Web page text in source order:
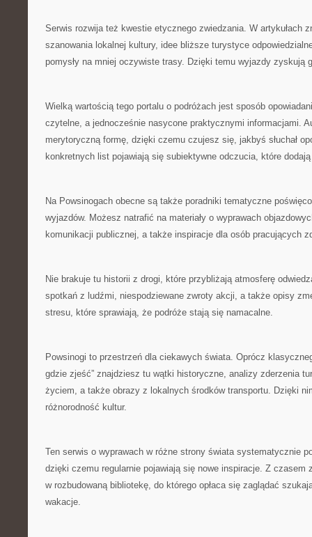
Serwis rozwija też kwestie etycznego zwiedzania. W artykułach
szanowania lokalnej kultury, idee bliższe turystyce
pomysły na mniej oczywiste trasy. Dzięki temu wyjazdy zyskują
Wielką wartością tego portalu o podróżach jest sposób
czytelne, a jednocześnie nasycone praktycznymi informacjami.
merytoryczną formę, dzięki czemu czujesz się, jakbyś słuchał
konkretnych list pojawiają się subiektywne odczucia, które
Na Powsinogach obecne są także poradniki tematyczne
wyjazdów. Możesz natrafić na materiały o wyprawach
komunikacji publicznej, a także inspiracje dla osób pracujących
Nie brakuje tu historii z drogi, które przybliżają atmosferę
spotkań z ludźmi, niespodziewane zwroty akcji, a także opisy
stresu, które sprawiają, że podróże stają się namacalne.
Powsinogi to przestrzeń dla ciekawych świata. Oprócz
gdzie zjeść” znajdziesz tu wątki historyczne, analizy zderzenia
życiem, a także obrazy z lokalnych środków transportu. Dzięki
różnorodność kultur.
Ten serwis o wyprawach w różne strony świata systematycznie
dzięki czemu regularnie pojawiają się nowe inspiracje. Z czasem
w rozbudowaną bibliotekę, do którego opłaca się zaglądać
wakacje.